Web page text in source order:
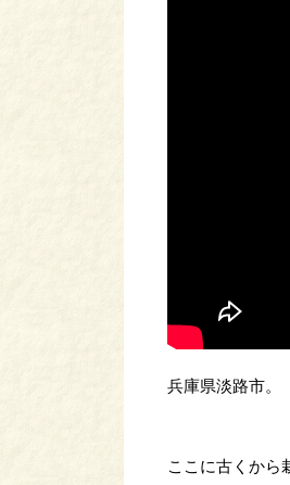
兵庫県淡路市。
ここに古くから